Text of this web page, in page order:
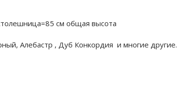
см общая высота
Алебастр , Дуб Конкордия и многие другие.